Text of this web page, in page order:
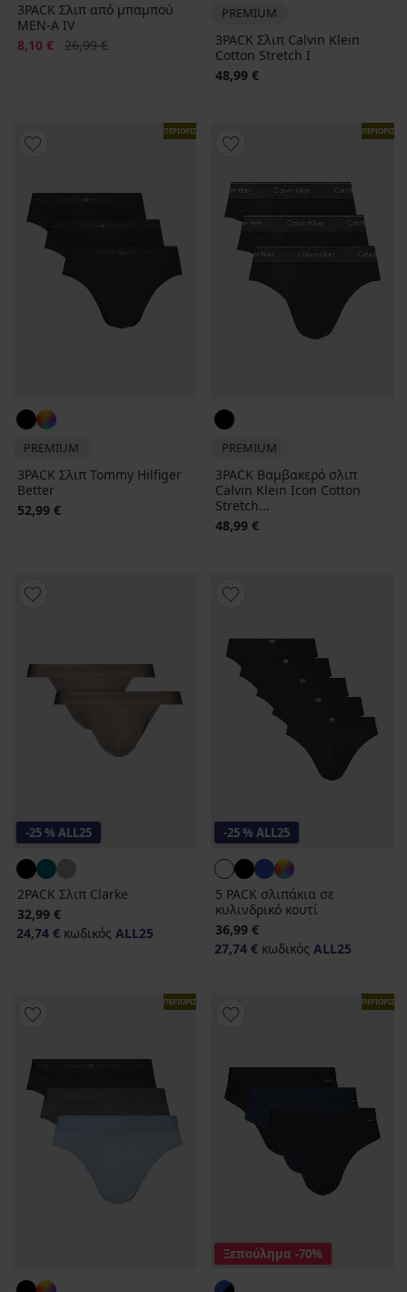
3PACK Σλιπ από μπαμπού
MEN-A IV
Έκπτωση
8,10 € Αρχική τιμή
26,99 €
PREMIUM
3PACK Σλιπ Calvin Klein
Cotton Stretch I
48,99 €
ΠΕΡΙΟΡΙΣΜΕΝΑ
PREMIUM
3PACK Σλιπ Tommy Hilfiger
Better
52,99 €
PREMIUM
3PACK Βαμβακερό σλιπ
Calvin Klein Icon Cotton
Stretch...
48,99 €
-25 % ALL25
2PACK Σλιπ Clarke
32,99 €
24,74 € κωδικός ALL25
-25 % ALL25
5 PACK σλιπάκια σε
κυλινδρικό κουτί
36,99 €
27,74 € κωδικός ALL25
ΠΕΡΙΟΡΙΣΜΕΝΑ
Ξεπούλημα -70%